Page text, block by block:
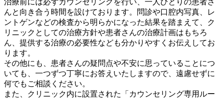
治療前には必ずカウンセリングを行い、一人ひとりの患者さ
んと向き合う時間を設けております。問診や口腔内写真、レ
ントゲンなどの検査から明らかになった結果を踏まえて、ク
リニックとしての治療方針や患者さんの治療計画はもちろ
ん、提供する治療の必要性なども分かりやすくお伝えしてお
ります。
その他にも、患者さんの疑問点や不安に思っていることにつ
いても、一つずつ丁寧にお答えいたしますので、遠慮せずに
何でもご相談ください。
また、クリニック内に設置された「カウンセリング専用ルー